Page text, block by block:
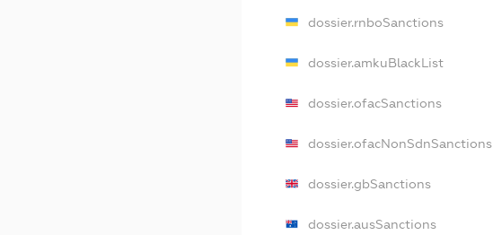
dossier.rnboSanctions
dossier.amkuBlackList
dossier.ofacSanctions
dossier.ofacNonSdnSanctions
dossier.gbSanctions
dossier.ausSanctions